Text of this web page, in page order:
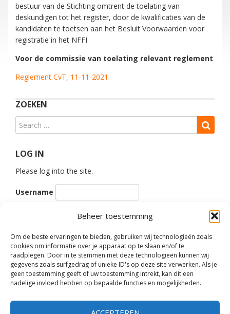
Beheer toestemming
Om de beste ervaringen te bieden, gebruiken wij technologieën zoals
cookies om informatie over je apparaat op te slaan en/of te
raadplegen. Door in te stemmen met deze technologieën kunnen wij
gegevens zoals surfgedrag of unieke ID's op deze site verwerken. Als je
geen toestemming geeft of uw toestemming intrekt, kan dit een
nadelige invloed hebben op bepaalde functies en mogelijkheden.
bestuur van de Stichting omtrent de toelating van
deskundigen tot het register, door de kwalificaties van de
kandidaten te toetsen aan het Besluit Voorwaarden voor
registratie in het NFFI
Voor de commissie van toelating relevant reglement
Reglement CvT, 11-11-2021
ZOEKEN
LOG IN
Please log into the site.
Username
Remember Me
FOLLOW US